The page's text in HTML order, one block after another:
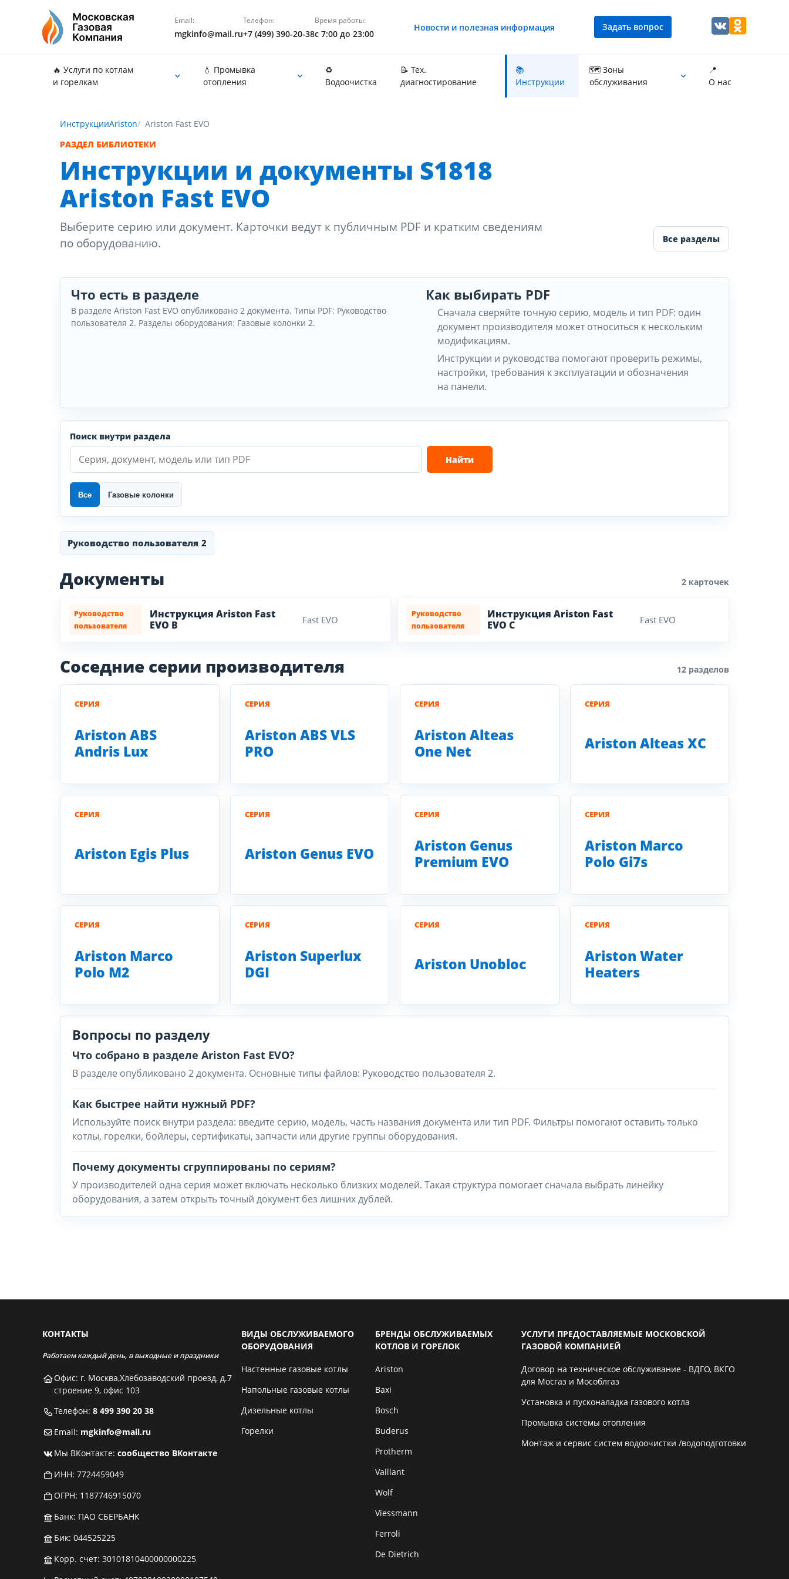
Email:
mgkinfo@mail.ru
Телефон:
+7 (499) 390-20-38
Время работы:
с 7:00 до 23:00
Новости и полезная информация Задать вопрос
🔥 Услуги по котлам
и горелкам
💧 Промывка
отопления
♻️
Водоочистка
📝 Тех.
диагностирование
📚
Инструкции
🗺 Зоны
обслуживания
📍
О нас
ИнструкцииAriston
Ariston Fast EVO
РАЗДЕЛ БИБЛИОТЕКИ
Инструкции и документы S1818
Ariston Fast EVO
Выберите серию или документ. Карточки ведут к публичным PDF и кратким сведениям
по оборудованию.
Все разделы
Что есть в разделе
В разделе Ariston Fast EVO опубликовано 2 документа. Типы PDF: Руководство
пользователя 2. Разделы оборудования: Газовые колонки 2.
Как выбирать PDF
Сначала сверяйте точную серию, модель и тип PDF: один
документ производителя может относиться к нескольким
модификациям.
Инструкции и руководства помогают проверить режимы,
настройки, требования к эксплуатации и обозначения
на панели.
Поиск внутри раздела
Найти
Все Газовые колонки
Руководство пользователя 2
Документы 2 карточек
Руководство
пользователя
Инструкция Ariston Fast
EVO B
Fast EVO
Руководство
пользователя
Инструкция Ariston Fast
EVO C
Fast EVO
Соседние серии производителя 12 разделов
СЕРИЯ
Ariston ABS
Andris Lux
СЕРИЯ
Ariston ABS VLS
PRO
СЕРИЯ
Ariston Alteas
One Net
СЕРИЯ
Ariston Alteas XC
СЕРИЯ
Ariston Egis Plus
СЕРИЯ
Ariston Genus EVO
СЕРИЯ
Ariston Genus
Premium EVO
СЕРИЯ
Ariston Marco
Polo Gi7s
СЕРИЯ
Ariston Marco
Polo M2
СЕРИЯ
Ariston Superlux
DGI
СЕРИЯ
Ariston Unobloc
СЕРИЯ
Ariston Water
Heaters
Вопросы по разделу
Что собрано в разделе Ariston Fast EVO?
В разделе опубликовано 2 документа. Основные типы файлов: Руководство пользователя 2.
Как быстрее найти нужный PDF?
Используйте поиск внутри раздела: введите серию, модель, часть названия документа или тип PDF. Фильтры помогают оставить только
котлы, горелки, бойлеры, сертификаты, запчасти или другие группы оборудования.
Почему документы сгруппированы по сериям?
У производителей одна серия может включать несколько близких моделей. Такая структура помогает сначала выбрать линейку
оборудования, а затем открыть точный документ без лишних дублей.
КОНТАКТЫ
Работаем каждый день, в выходные и праздники
Офис: г. Москва,Хлебозаводский проезд, д.7
строение 9, офис 103
Телефон: 8 499 390 20 38
Email: mgkinfo@mail.ru
Мы ВКонтакте: сообщество ВКонтакте
ИНН: 7724459049
ОГРН: 1187746915070
Банк: ПАО СБЕРБАНК
Бик: 044525225
Корр. счет: 30101810400000000225
ВИДЫ ОБСЛУЖИВАЕМОГО
ОБОРУДОВАНИЯ
Настенные газовые котлы
Напольные газовые котлы
Дизельные котлы
Горелки
БРЕНДЫ ОБСЛУЖИВАЕМЫХ
КОТЛОВ И ГОРЕЛОК
Ariston
Baxi
Bosch
Buderus
Protherm
Vaillant
Wolf
Viessmann
Ferroli
De Dietrich
УСЛУГИ ПРЕДОСТАВЛЯЕМЫЕ МОСКОВСКОЙ
ГАЗОВОЙ КОМПАНИЕЙ
Договор на техническое обслуживание - ВДГО, ВКГО
для Мосгаз и Мособлгаз
Установка и пусконаладка газового котла
Промывка системы отопления
Монтаж и сервис систем водоочистки /водоподготовки